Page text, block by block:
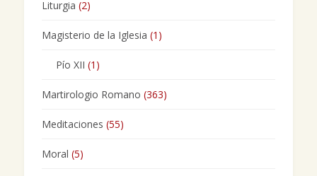
Liturgia (2)
Magisterio de la Iglesia (1)
Pío XII (1)
Martirologio Romano (363)
Meditaciones (55)
Moral (5)